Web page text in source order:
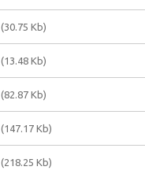
(30.75 Kb)
(13.48 Kb)
(82.87 Kb)
(147.17 Kb)
(218.25 Kb)